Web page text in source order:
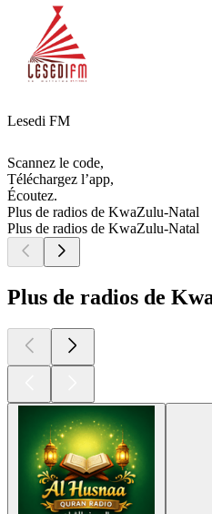
Lesedi FM
Scannez le code,
Téléchargez l’app,
Écoutez.
Plus de radios de KwaZulu-Natal
Plus de radios de KwaZulu-Natal
Plus de radios de